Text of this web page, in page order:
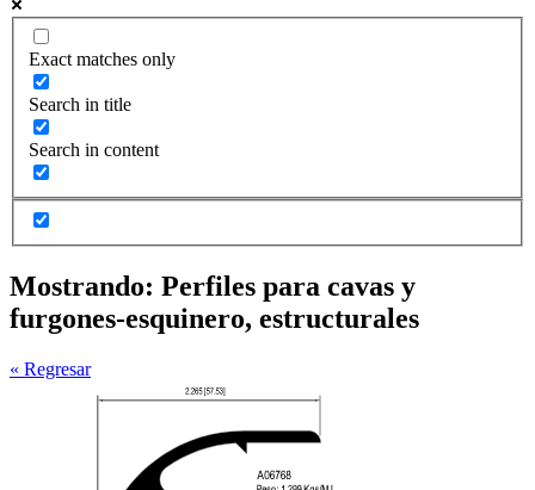
Exact matches only
Search in title
Search in content
Mostrando: Perfiles para cavas y
furgones-esquinero, estructurales
« Regresar